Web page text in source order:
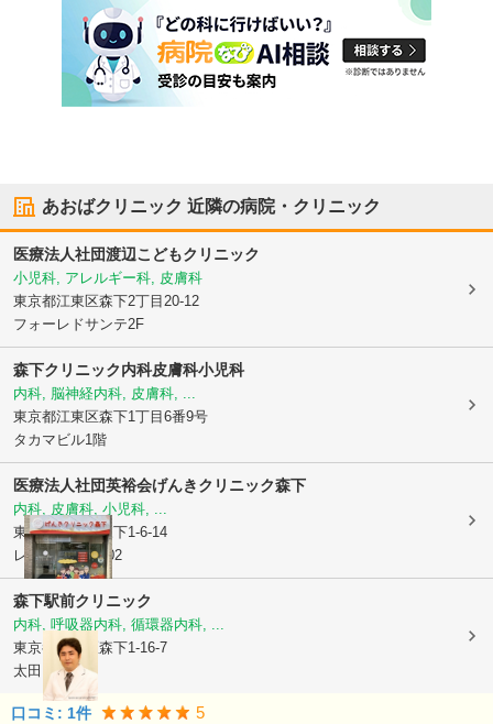
あおばクリニック 近隣の病院・クリニック
医療法人社団渡辺こどもクリニック
小児科, アレルギー科, 皮膚科
東京都江東区森下2丁目20-12
フォーレドサンテ2F
森下クリニック内科皮膚科小児科
内科, 脳神経内科, 皮膚科, ...
東京都江東区森下1丁目6番9号
タカマビル1階
医療法人社団英裕会げんきクリニック森下
内科, 皮膚科, 小児科, ...
東京都江東区森下1-6-14
レックス森下102
森下駅前クリニック
内科, 呼吸器内科, 循環器内科, ...
東京都江東区 森下1-16-7
太田ビル1階
口コミ: 1件 5